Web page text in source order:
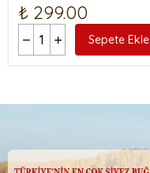
₺ 299.00
Sepete Ekle